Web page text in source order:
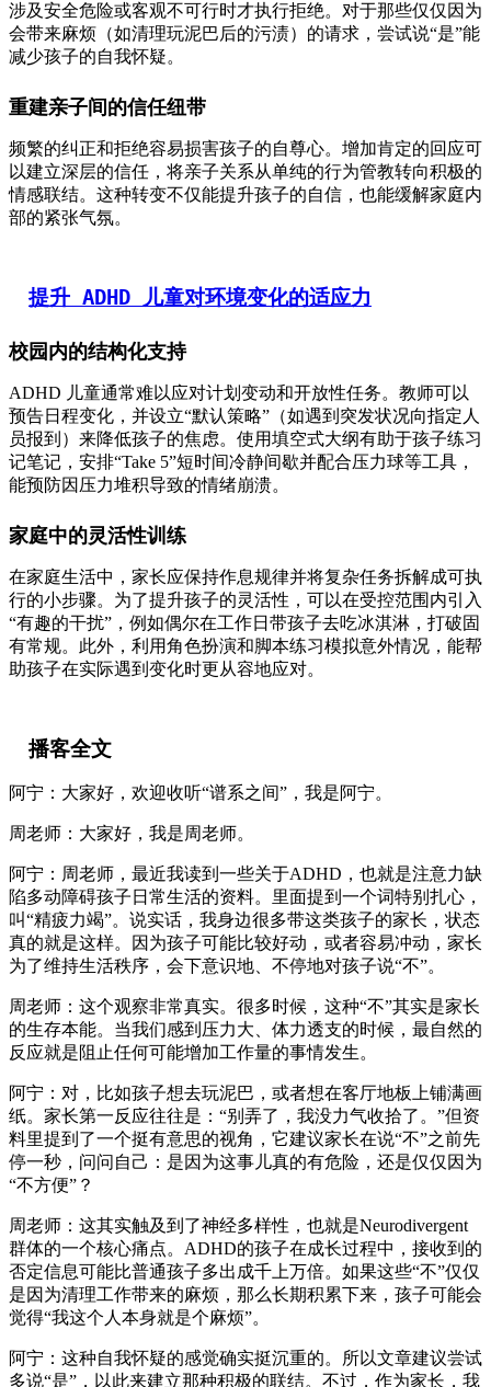
涉及安全危险或客观不可行时才执行拒绝。对于那些仅仅因为
会带来麻烦（如清理玩泥巴后的污渍）的请求，尝试说“是”能
减少孩子的自我怀疑。
重建亲子间的信任纽带
频繁的纠正和拒绝容易损害孩子的自尊心。增加肯定的回应可
以建立深层的信任，将亲子关系从单纯的行为管教转向积极的
情感联结。这种转变不仅能提升孩子的自信，也能缓解家庭内
部的紧张气氛。
提升 ADHD 儿童对环境变化的适应力
校园内的结构化支持
ADHD 儿童通常难以应对计划变动和开放性任务。教师可以
预告日程变化，并设立“默认策略”（如遇到突发状况向指定人
员报到）来降低孩子的焦虑。使用填空式大纲有助于孩子练习
记笔记，安排“Take 5”短时间冷静间歇并配合压力球等工具，
能预防因压力堆积导致的情绪崩溃。
家庭中的灵活性训练
在家庭生活中，家长应保持作息规律并将复杂任务拆解成可执
行的小步骤。为了提升孩子的灵活性，可以在受控范围内引入
“有趣的干扰”，例如偶尔在工作日带孩子去吃冰淇淋，打破固
有常规。此外，利用角色扮演和脚本练习模拟意外情况，能帮
助孩子在实际遇到变化时更从容地应对。
播客全文
阿宁：大家好，欢迎收听“谱系之间”，我是阿宁。
周老师：大家好，我是周老师。
阿宁：周老师，最近我读到一些关于ADHD，也就是注意力缺
陷多动障碍孩子日常生活的资料。里面提到一个词特别扎心，
叫“精疲力竭”。说实话，我身边很多带这类孩子的家长，状态
真的就是这样。因为孩子可能比较好动，或者容易冲动，家长
为了维持生活秩序，会下意识地、不停地对孩子说“不”。
周老师：这个观察非常真实。很多时候，这种“不”其实是家长
的生存本能。当我们感到压力大、体力透支的时候，最自然的
反应就是阻止任何可能增加工作量的事情发生。
阿宁：对，比如孩子想去玩泥巴，或者想在客厅地板上铺满画
纸。家长第一反应往往是：“别弄了，我没力气收拾了。”但资
料里提到了一个挺有意思的视角，它建议家长在说“不”之前先
停一秒，问问自己：是因为这事儿真的有危险，还是仅仅因为
“不方便”？
周老师：这其实触及到了神经多样性，也就是Neurodivergent
群体的一个核心痛点。ADHD的孩子在成长过程中，接收到的
否定信息可能比普通孩子多出成千上万倍。如果这些“不”仅仅
是因为清理工作带来的麻烦，那么长期积累下来，孩子可能会
觉得“我这个人本身就是个麻烦”。
阿宁：这种自我怀疑的感觉确实挺沉重的。所以文章建议尝试
多说“是”，以此来建立那种积极的联结。不过，作为家长，我